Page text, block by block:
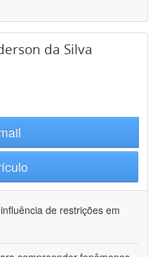
da Silva
de restrições em